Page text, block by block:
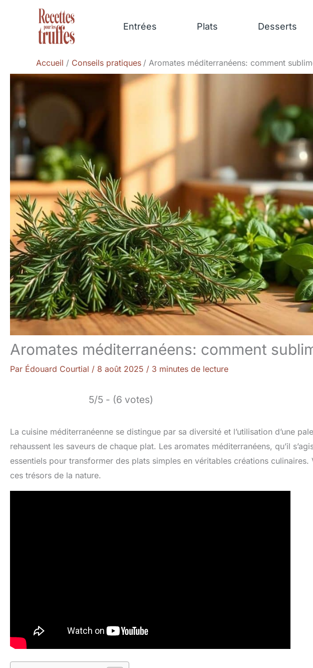
Entrées Plats Desserts
Accueil Conseils pratiques Aromates méditerranéens: comment
Aromates méditerranéens: comment
Par Édouard Courtial / 8 août 2025 / 3 minutes de lecture
5/5 - (6 votes)
La cuisine méditerranéenne se distingue par sa diversité et l’utilisation d’une
rehaussent les saveurs de chaque plat. Les aromates méditerranéens, qu’il
essentiels pour transformer des plats simples en véritables créations
ces trésors de la nature.